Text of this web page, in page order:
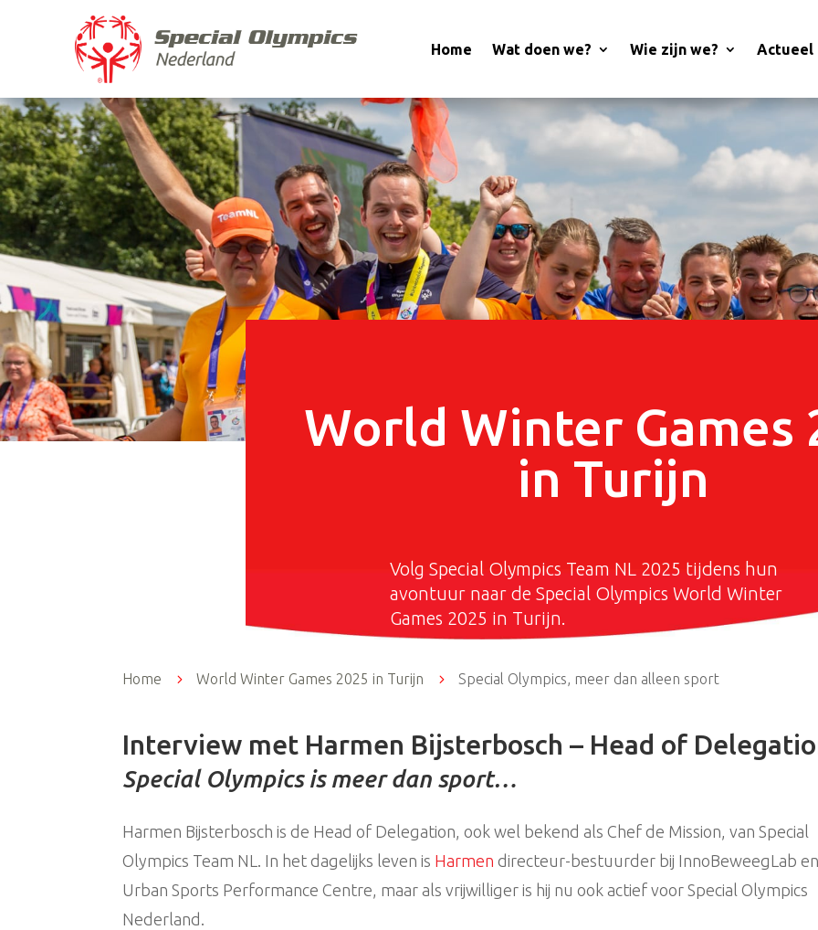
Home Wat doen we? Wie zijn we? Actueel
World Winter Games
in Turijn
Volg Special Olympics Team NL 2025 tijdens hun
avontuur naar de Special Olympics World Winter
Games 2025 in Turijn.
Home 5 World Winter Games 2025 in Turijn 5 Special Olympics, meer dan alleen sport
Interview met Harmen Bijsterbosch – Head of
Special Olympics is meer dan sport…
Harmen Bijsterbosch is de Head of Delegation, ook wel bekend als Chef de Mission, van Special
Olympics Team NL. In het dagelijks leven is Harmen directeur-bestuurder bij InnoBeweegLab en
Urban Sports Performance Centre, maar als vrijwilliger is hij nu ook actief voor Special Olympics
Nederland.